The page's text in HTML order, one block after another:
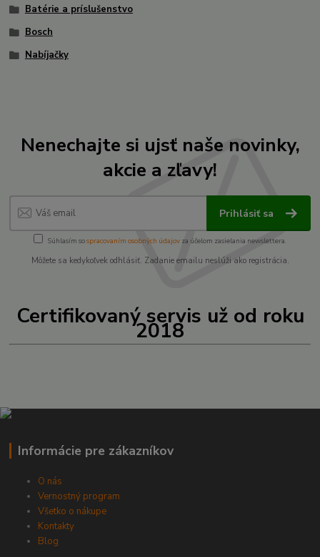
Batérie a príslušenstvo
Bosch
Nabíjačky
Nenechajte si ujsť naše novinky,
akcie a zľavy!
Prihlásiť sa
Súhlasím sospracovaním osobných údajov za účelom zasielania newslettera.
Môžete sa kedykoľvek odhlásiť. Zadanie emailu neslúži ako registrácia.
Certifikovaný servis už od roku
2018
Informácie pre zákazníkov
O nás
Vernostný program
Všetko o nákupe
Kontakty
Blog